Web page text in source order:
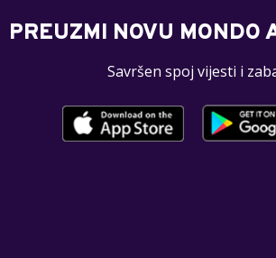
PREUZMI NOVU MONDO
Savršen spoj vijesti i